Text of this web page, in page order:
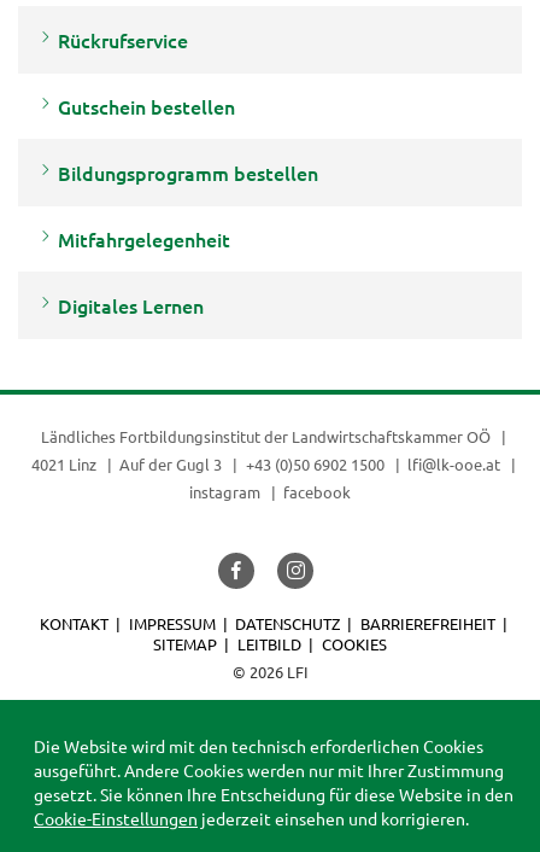
Rückrufservice
Gutschein bestellen
Bildungsprogramm bestellen
Mitfahrgelegenheit
Digitales Lernen
Ländliches Fortbildungsinstitut der Landwirtschaftskammer OÖ
4021 Linz
Auf der Gugl 3 +43 (0)50 6902 1500
lfi@lk-ooe.at
instagram
facebook
© 2026 LFI
KONTAKT IMPRESSUM DATENSCHUTZ
BARRIEREFREIHEIT
SITEMAP
LEITBILD COOKIES
Die Website wird mit den technisch erforderlichen Cookies
ausgeführt. Andere Cookies werden nur mit Ihrer Zustimmung
gesetzt. Sie können Ihre Entscheidung für diese Website in den
Cookie-Einstellungen jederzeit einsehen und korrigieren.